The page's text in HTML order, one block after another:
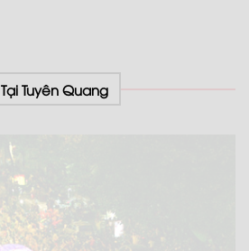
Tại Tuyên Quang